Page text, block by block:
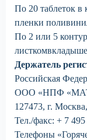
По 20 таблеток в
пленки
По 2 или 5
Держатель
Российская
ООО «НПФ
127473, г.
Тел./факс: + 7
Телефоны